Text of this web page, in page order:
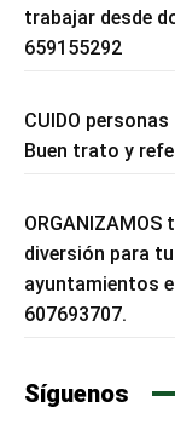
trabajar desde
659155292
CUIDO
Buen trato y
diversión para
ayuntamientos
607693707.
Síguenos